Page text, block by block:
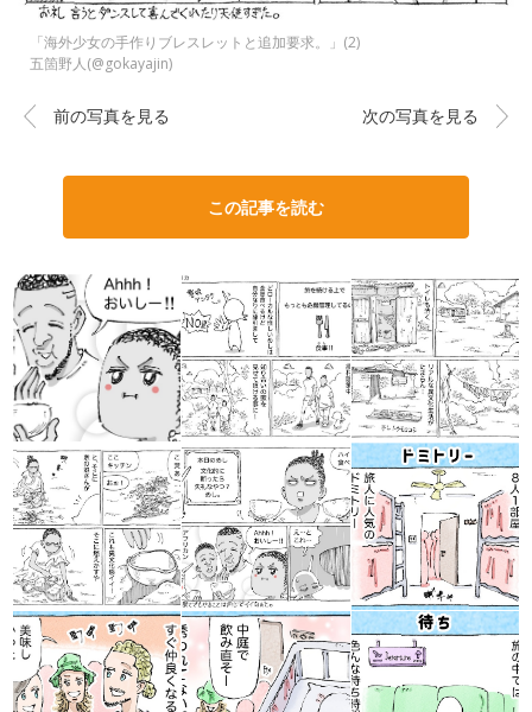
「海外少女の手作りブレスレットと追加要求。」(2)
五箇野人(@gokayajin)
前の写真を見る 次の写真を見る
この記事を読む